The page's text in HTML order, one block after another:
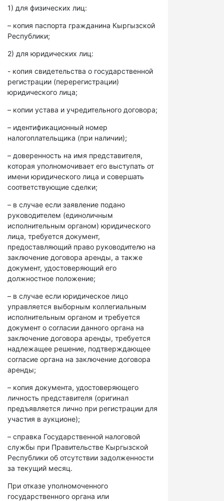
1) для физических лиц:
– копия паспорта гражданина Кыргызской
Республики;
2) для юридических лиц:
- копия свидетельства о государственной
регистрации (перерегистрации)
юридического лица;
– копии устава и учредительного договора;
– идентификационный номер
налогоплательщика (при наличии);
– доверенность на имя представителя,
которая уполномочивает его выступать от
имени юридического лица и совершать
соответствующие сделки;
– в случае если заявление подано
руководителем (единоличным
исполнительным органом) юридического
лица, требуется документ,
предоставляющий право руководителю на
заключение договора аренды, а также
документ, удостоверяющий его
должностное положение;
– в случае если юридическое лицо
управляется выборным коллегиальным
исполнительным органом и требуется
документ о согласии данного органа на
заключение договора аренды, требуется
надлежащее решение, подтверждающее
согласие органа на заключение договора
аренды;
– копия документа, удостоверяющего
личность представителя (оригинал
предъявляется лично при регистрации для
участия в аукционе);
– справка Государственной налоговой
службы при Правительстве Кыргызской
Республики об отсутствии задолженности
за текущий месяц.
При отказе уполномоченного
государственного органа или